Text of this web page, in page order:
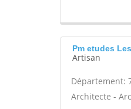
Pm etudes
Artisan
Département:
Architecte -